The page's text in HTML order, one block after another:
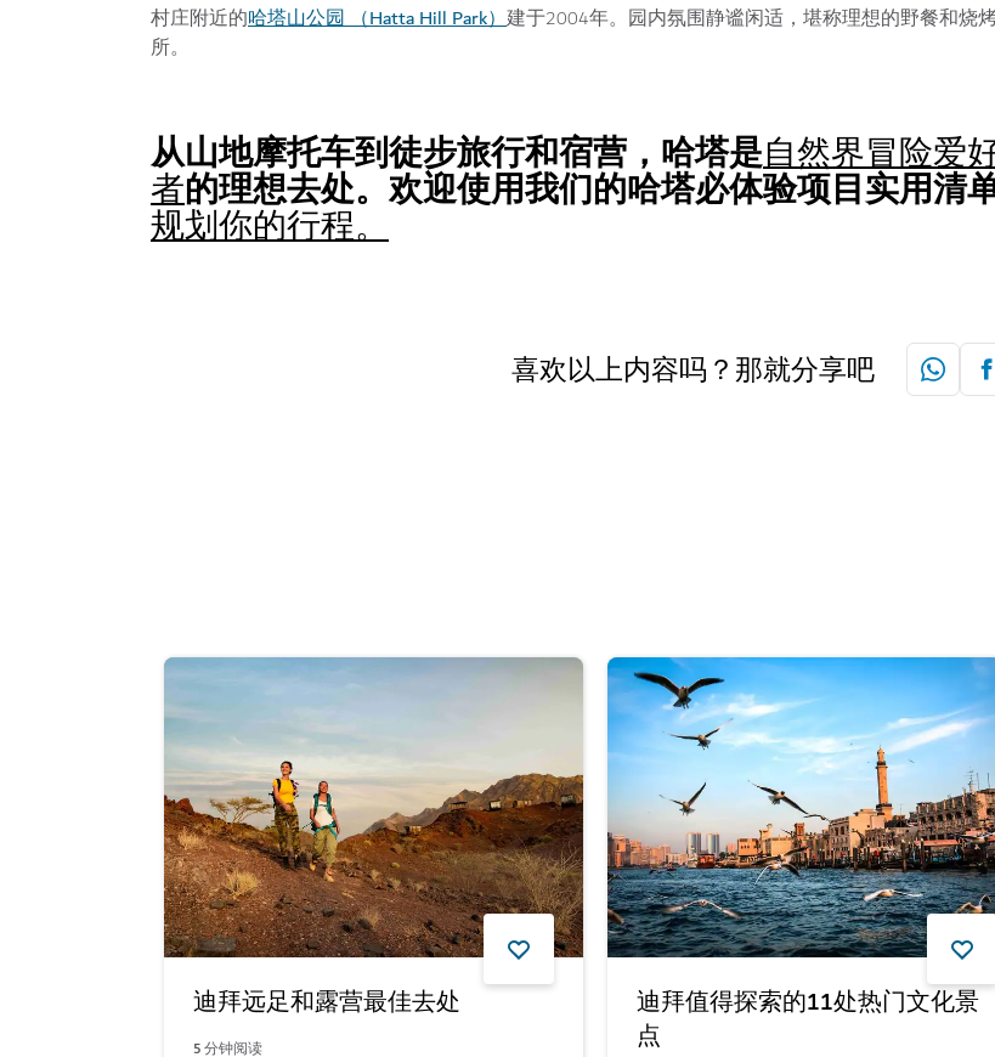
村庄附近的哈塔山公园 （Hatta Hill Park）建于2004年。园内氛围静谧闲适，堪称理想的野餐和烧
所。
从山地摩托车到徒步旅行和宿营，哈塔是自然界冒险爱
者的理想去处。欢迎使用我们的哈塔必体验项目实用清
规划你的行程。
喜欢以上内容吗？那就分享吧
迪拜远足和露营最佳去处
5分钟阅读
迪拜值得探索的11处热门文化景
点